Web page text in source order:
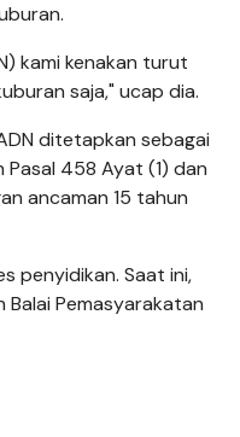
kami kenakan turut
saja," ucap dia.
ditetapkan sebagai
458 Ayat (1) dan
ancaman 15 tahun
penyidikan. Saat ini,
Pemasyarakatan